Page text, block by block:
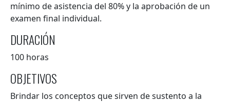
mínimo de asistencia del 80% y la aprobación de un
examen final individual.
DURACIÓN
100 horas
OBJETIVOS
Brindar los conceptos que sirven de sustento a la